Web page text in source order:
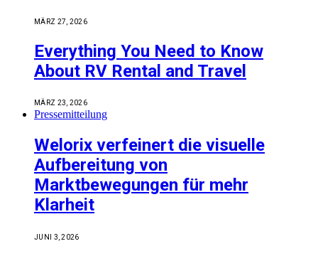
MÄRZ 27, 2026
Everything You Need to Know
About RV Rental and Travel
MÄRZ 23, 2026
Pressemitteilung
Welorix verfeinert die visuelle
Aufbereitung von
Marktbewegungen für mehr
Klarheit
JUNI 3, 2026